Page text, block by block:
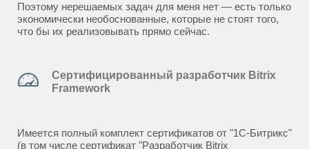
Поэтому нерешаемых задач для меня нет — есть только
экономически необоснованные, которые не стоят того,
что бы их реализовывать прямо сейчас.
Сертифицированный разработчик Bitrix
Framework
Имеется полный комплект сертификатов от "1С-Битрикс"
(в том числе сертификат "Разработчик Bitrix